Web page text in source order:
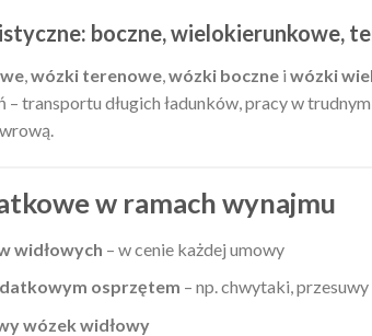
boczne, wielokierunkowe,
,wózki terenowe,wózki boczne i wózki
– transportu długich ładunków, pracy w
w ramach wynajmu
widłowych – w cenie każdej umowy
osprzętem – np. chwytaki,
wózek widłowy